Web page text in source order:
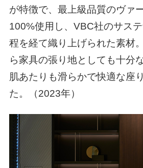
が特徴で、最上級品質のヴァ
100%使用し、VBC社のサス
程を経て織り上げられた素材
ら家具の張り地としても十分
肌あたりも滑らかで快適な座
た。（2023年）